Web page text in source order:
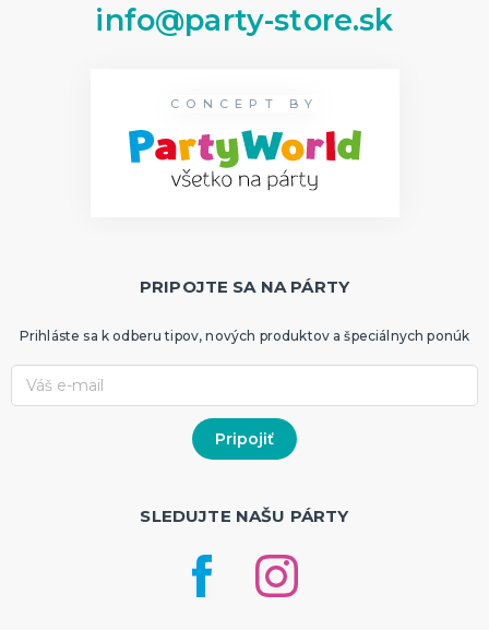
info@party-store.sk
CONCEPT BY
PRIPOJTE SA NA PÁRTY
Prihláste sa k odberu tipov, nových produktov a špeciálnych ponúk
SLEDUJTE NAŠU PÁRTY